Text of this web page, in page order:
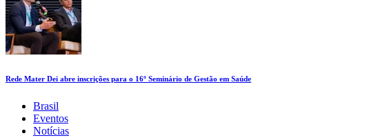
Rede Mater Dei abre inscrições para o 16º Seminário de Gestão em Saúde
Brasil
Eventos
Notícias